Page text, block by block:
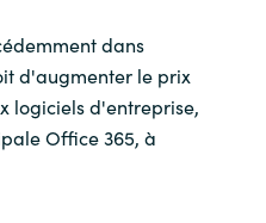
dans
d'augmenter le prix
logiciels d'entreprise,
Office 365, à